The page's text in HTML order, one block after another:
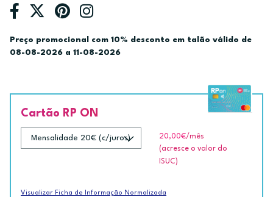
Preço promocional com 10% desconto em talão válido de
08-08-2026 a 11-08-2026
Cartão RP ON
20,00€/mês
(acresce o valor do
ISUC)
Visualizar Ficha de Informação Normalizada